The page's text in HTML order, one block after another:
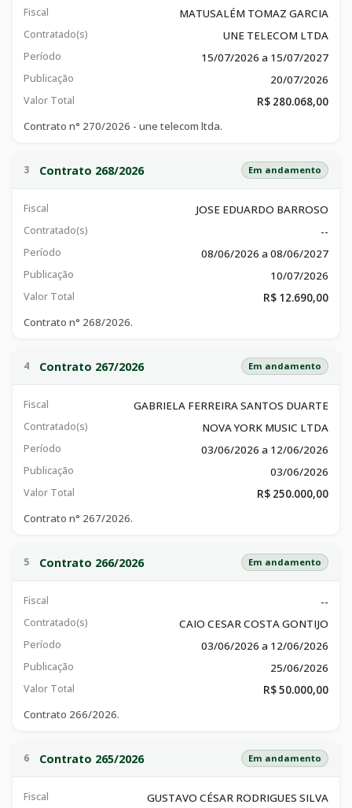
Fiscal MATUSALÉM TOMAZ GARCIA
Contratado(s) UNE TELECOM LTDA
Período 15/07/2026 a 15/07/2027
Publicação 20/07/2026
Valor Total
R$ 280.068,00
Contrato n° 270/2026 - une telecom ltda.
3 Contrato 268/2026 Em andamento
Fiscal JOSE EDUARDO BARROSO
Contratado(s) --
Período 08/06/2026 a 08/06/2027
Publicação 10/07/2026
Valor Total
R$ 12.690,00
Contrato n° 268/2026.
4 Contrato 267/2026 Em andamento
Fiscal GABRIELA FERREIRA SANTOS DUARTE
Contratado(s) NOVA YORK MUSIC LTDA
Período 03/06/2026 a 12/06/2026
Publicação 03/06/2026
Valor Total
R$ 250.000,00
Contrato n° 267/2026.
5 Contrato 266/2026 Em andamento
Fiscal --
Contratado(s) CAIO CESAR COSTA GONTIJO
Período 03/06/2026 a 12/06/2026
Publicação 25/06/2026
Valor Total
R$ 50.000,00
Contrato 266/2026.
6 Contrato 265/2026 Em andamento
Fiscal GUSTAVO CÉSAR RODRIGUES SILVA